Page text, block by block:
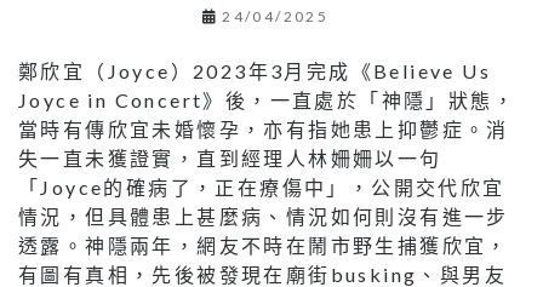
24/04/2025
鄭欣宜（Joyce）2023年3月完成《Believe Us
Joyce in Concert》後，一直處於「神隱」狀態，
當時有傳欣宜未婚懷孕，亦有指她患上抑鬱症。消
失一直未獲證實，直到經理人林姍姍以一句
「Joyce的確病了，正在療傷中」，公開交代欣宜
情況，但具體患上甚麼病、情況如何則沒有進一步
透露。神隱兩年，網友不時在鬧市野生捕獲欣宜，
有圖有真相，先後被發現在廟街busking、與男友